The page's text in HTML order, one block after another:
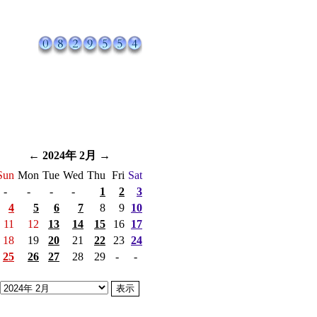
← 2024年 2月
→
Mon Tue Wed Thu Fri Sat
-
- - - 1 2
3
4
5 6 7 8 9 10
11
12 13 14 15 16 17
18
19 20 21 22 23 24
25
26 27 28 29 - -